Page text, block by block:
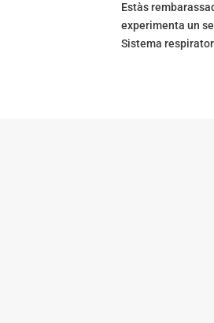
Estàs
experimenta un
Sistema